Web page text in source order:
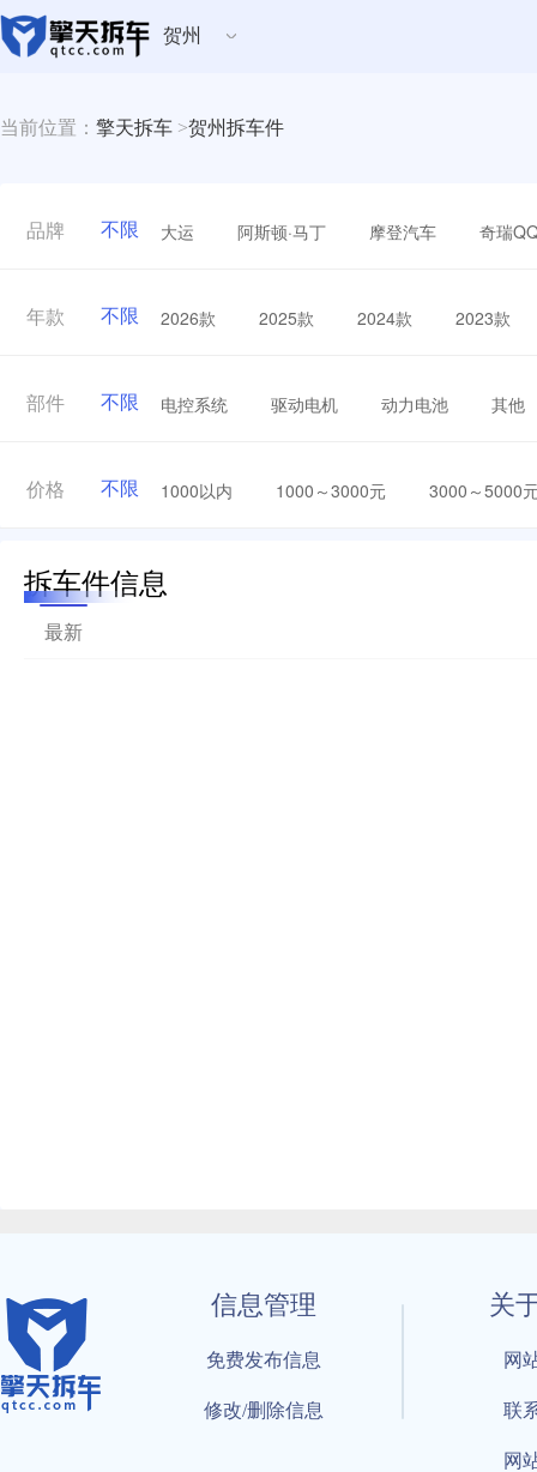
贺州
当前位置： 擎天拆车 >贺州拆车件
品牌 不限 大运 阿斯顿·马丁 摩登汽车 奇瑞
年款 不限 2026款 2025款 2024款 2023款
部件 不限 电控系统 驱动电机 动力电池 其他
价格 不限 1000以内 1000～3000元 3000～5000
拆车件信息
最新
信息管理
免费发布信息
修改/删除信息
关
网
联
网